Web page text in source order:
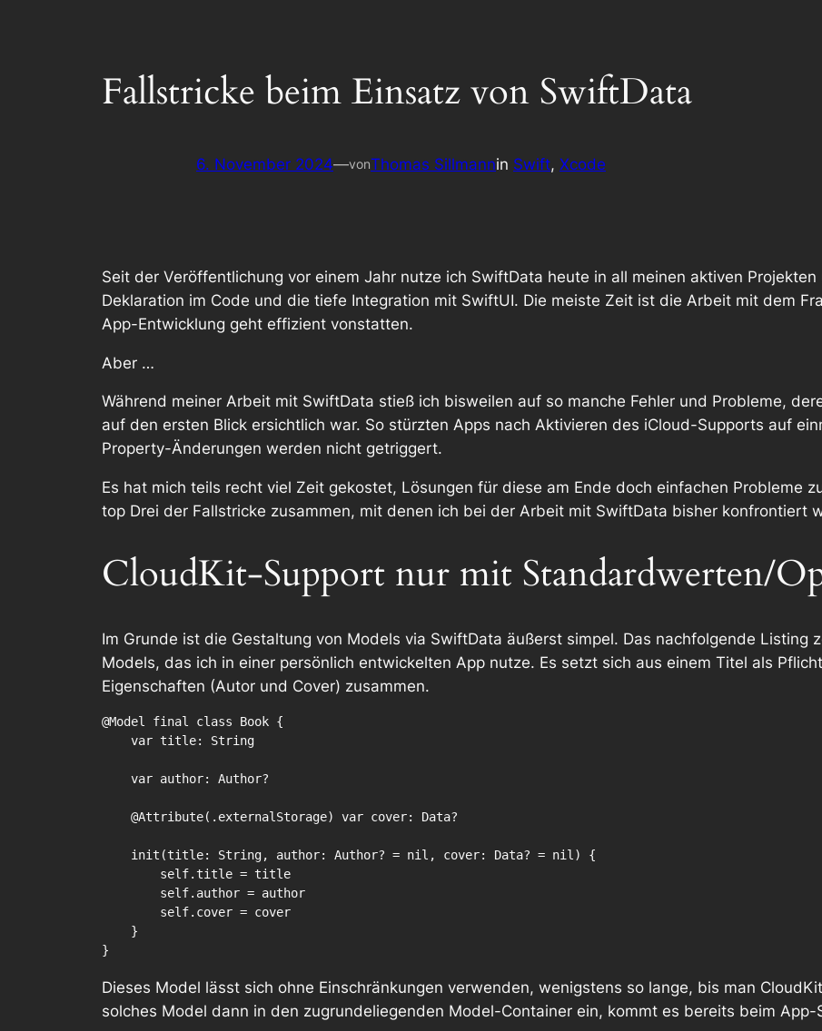
Fallstricke beim Einsatz von SwiftData
6. November 2024—vonThomas Sillmannin Swift, Xcode
Seit der Veröffentlichung vor einem Jahr nutze ich SwiftData heute in all meinen aktiven
Deklaration im Code und die tiefe Integration mit SwiftUI. Die meiste Zeit ist die Arbeit mit dem
App-Entwicklung geht effizient vonstatten.
Aber …
Während meiner Arbeit mit SwiftData stieß ich bisweilen auf so manche Fehler und Probleme,
auf den ersten Blick ersichtlich war. So stürzten Apps nach Aktivieren des iCloud-Supports auf
Property-Änderungen werden nicht getriggert.
Es hat mich teils recht viel Zeit gekostet, Lösungen für diese am Ende doch einfachen Probleme
top Drei der Fallstricke zusammen, mit denen ich bei der Arbeit mit SwiftData bisher konfrontiert
CloudKit-Support nur mit Standardwerten/
Im Grunde ist die Gestaltung von Models via SwiftData äußerst simpel. Das nachfolgende Listing
Models, das ich in einer persönlich entwickelten App nutze. Es setzt sich aus einem Titel als
Eigenschaften (Autor und Cover) zusammen.
@Model final class Book {
}
Dieses Model lässt sich ohne Einschränkungen verwenden, wenigstens so lange, bis man
solches Model dann in den zugrundeliegenden Model-Container ein, kommt es bereits beim App-